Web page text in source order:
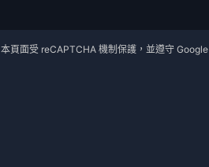
本頁面受 reCAPTCHA 機制保護，並遵守 Google